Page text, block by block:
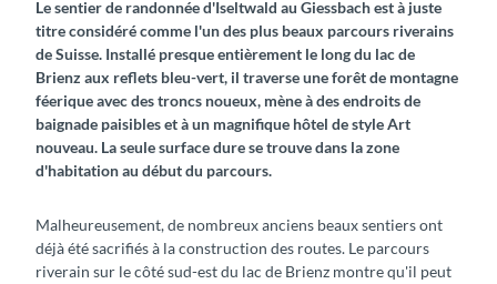
Le sentier de randonnée d'Iseltwald au Giessbach est à juste
titre considéré comme l'un des plus beaux parcours riverains
de Suisse. Installé presque entièrement le long du lac de
Brienz aux reflets bleu-vert, il traverse une forêt de montagne
féerique avec des troncs noueux, mène à des endroits de
baignade paisibles et à un magnifique hôtel de style Art
nouveau. La seule surface dure se trouve dans la zone
d'habitation au début du parcours.
Malheureusement, de nombreux anciens beaux sentiers ont
déjà été sacrifiés à la construction des routes. Le parcours
riverain sur le côté sud-est du lac de Brienz montre qu'il peut